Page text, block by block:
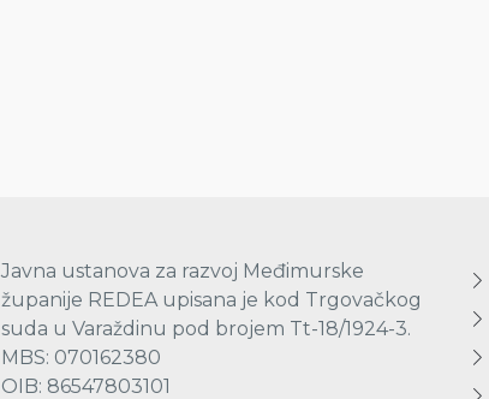
Javna ustanova za razvoj Međimurske
županije REDEA upisana je kod Trgovačkog
suda u Varaždinu pod brojem Tt-18/1924-3.
MBS: 070162380
OIB: 86547803101